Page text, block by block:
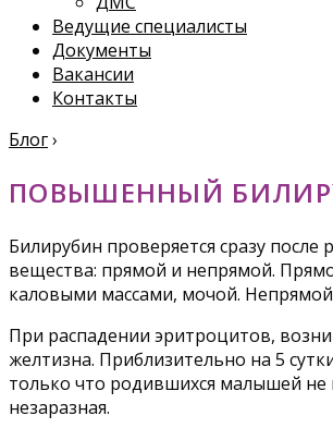
Ведущие специалисты
Документы
Вакансии
Контакты
Блог›
ПОВЫШЕННЫЙ
Билирубин проверяется сразу
вещества: прямой и непрямой.
каловыми массами, мочой.
При распадении эритроцитов,
желтизна. Приблизительно на 5
только что родившихся малышей не
незаразная.